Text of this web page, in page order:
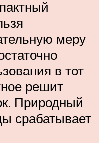
меру
в тот
решит
Природный
срабатывает